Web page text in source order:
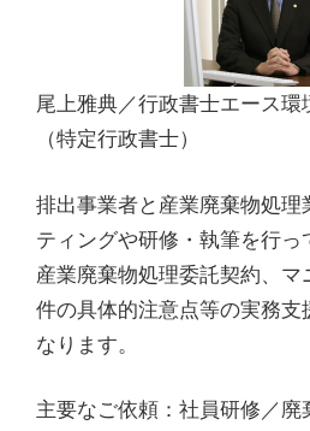
尾上雅典／行政書士エース環
（特定行政書士）
排出事業者と産業廃棄物処理
ティングや研修・執筆を行っ
産業廃棄物処理委託契約、
件の具体的注意点等の実務支
なります。
主要なご依頼：社員研修／廃